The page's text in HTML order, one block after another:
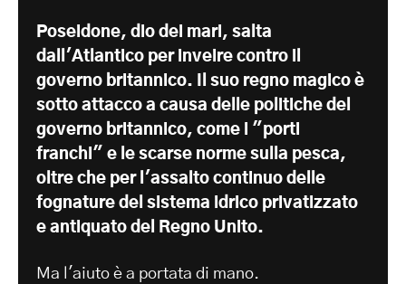
Poseidone, dio dei mari, salta
dall'Atlantico per inveire contro il
governo britannico. Il suo regno magico è
sotto attacco a causa delle politiche del
governo britannico, come i "porti
franchi" e le scarse norme sulla pesca,
oltre che per l'assalto continuo delle
fognature del sistema idrico privatizzato
e antiquato del Regno Unito.
Ma l'aiuto è a portata di mano.